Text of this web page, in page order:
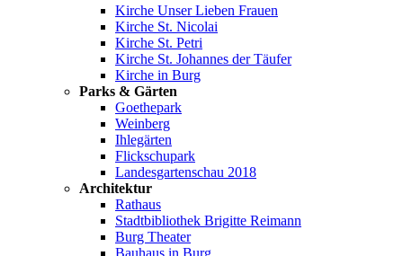
Kirche Unser Lieben Frauen
Kirche St. Nicolai
Kirche St. Petri
Kirche St. Johannes der Täufer
Kirche in Burg
Parks & Gärten
Goethepark
Weinberg
Ihlegärten
Flickschupark
Landesgartenschau 2018
Architektur
Rathaus
Stadtbibliothek Brigitte Reimann
Burg Theater
Bauhaus in Burg